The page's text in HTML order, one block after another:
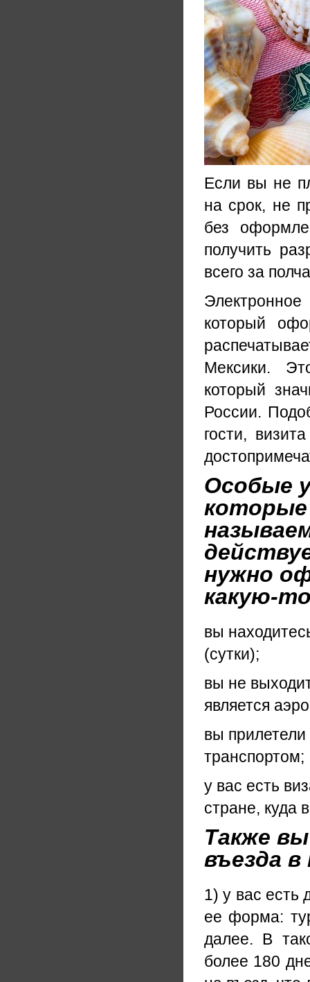
Если вы не
на срок, не
без
получить
всего за
который
Мексики.
который
России.
гости,
Особые
которые
нужно
какую-
вы
(сутки);
вы не
является
вы
транспортом;
у вас есть
стране, куда
Также
въезда в
1) у вас
ее форма:
далее. В
более 180